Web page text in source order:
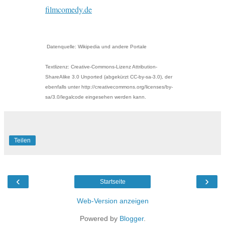
filmcomedy.de
Datenquelle: Wikipedia und andere Portale
Textlizenz: Creative-Commons-Lizenz Attribution-
ShareAlike 3.0 Unported (abgekürzt CC-by-sa-3.0), der
ebenfalls unter http://creativecommons.org/licenses/by-
sa/3.0/legalcode eingesehen werden kann.
Teilen
‹ ›
Startseite
Web-Version anzeigen
Powered by Blogger.